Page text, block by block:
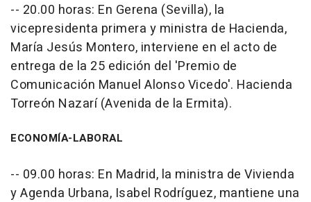
-- 20.00 horas: En Gerena (Sevilla), la
vicepresidenta primera y ministra de Hacienda,
María Jesús Montero, interviene en el acto de
entrega de la 25 edición del 'Premio de
Comunicación Manuel Alonso Vicedo'. Hacienda
Torreón Nazarí (Avenida de la Ermita).
ECONOMÍA-LABORAL
-- 09.00 horas: En Madrid, la ministra de Vivienda
y Agenda Urbana, Isabel Rodríguez, mantiene una